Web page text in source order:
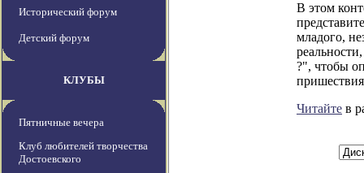
Исторический форум
Детский форум
КЛУБЫ
Пятничные вечера
Клуб любителей творчества
Достоевского
В этом
младого,
?", чтобы
Читайте в